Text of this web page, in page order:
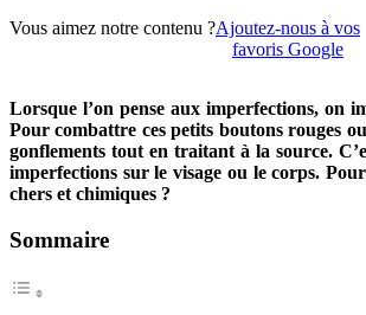
Vous aimez notre contenu ?Ajoutez-nous à vos
favoris Google
Lorsque l’on pense aux imperfections, on
Pour combattre ces petits boutons rouges
gonflements tout en traitant à la source.
imperfections sur le visage ou le corps.
chers et chimiques ?
Sommaire